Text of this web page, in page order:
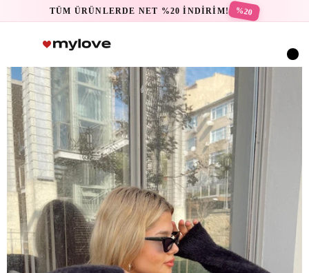
TÜM ÜRÜNLERDE NET %20 İNDİRİM! %20